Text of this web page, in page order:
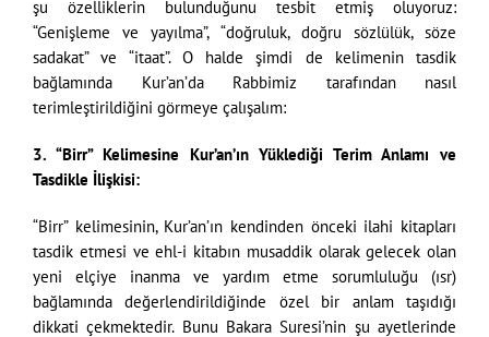
şu özelliklerin bulunduğunu tesbit etmiş oluyoruz:
“Genişleme ve yayılma”, “doğruluk, doğru sözlülük, söze
sadakat” ve “itaat”. O halde şimdi de kelimenin tasdik
bağlamında Kur’an’da Rabbimiz tarafından nasıl
terimleştirildiğini görmeye çalışalım:
3. “Birr” Kelimesine Kur’an’ın Yüklediği Terim Anlamı ve
Tasdikle İlişkisi:
“Birr” kelimesinin, Kur’an’ın kendinden önceki ilahi kitapları
tasdik etmesi ve ehl-i kitabın musaddik olarak gelecek olan
yeni elçiye inanma ve yardım etme sorumluluğu (ısr)
bağlamında değerlendirildiğinde özel bir anlam taşıdığı
dikkati çekmektedir. Bunu Bakara Suresi’nin şu ayetlerinde